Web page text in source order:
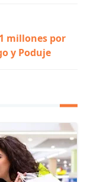
millones por
y Poduje